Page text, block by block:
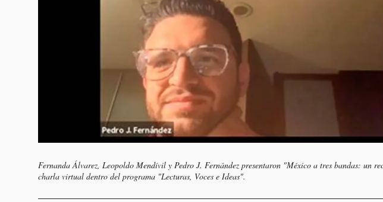
Fernanda Álvarez, Leopoldo Mendívil y Pedro J. Fernández presentaron "México a tres bandas: un
charla virtual dentro del programa "Lecturas, Voces e Ideas".